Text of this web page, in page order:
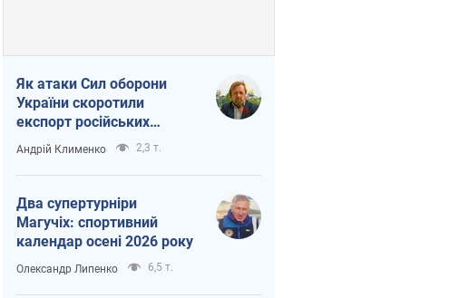
Як атаки Сил оборони
України скоротили
експорт російських
нафтопродуктів
Андрій Клименко 2,3 т.
Два супертурніри
Магучіх: спортивний
календар осені 2026 року
Олександр Липенко 6,5 т.